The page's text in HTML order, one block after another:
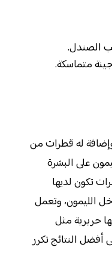
الصندل.
متماسكة.
له قطرات من
على البشرة
تكون لديها
الليمون، وتعمل
حريرية مثل
النتائج تكرر